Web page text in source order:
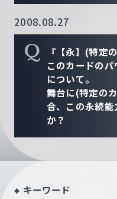
2008.08.27
Q
『【永】(特定
このカードの
について。
舞台に(特定の
合、この永続
か？
キーワード